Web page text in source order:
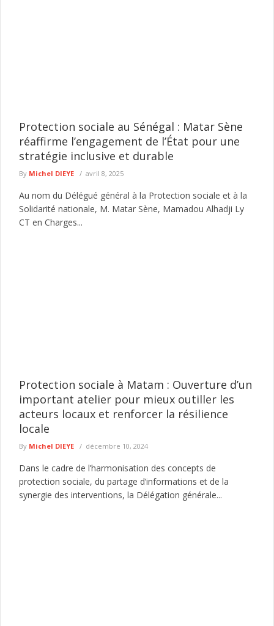
Protection sociale au Sénégal : Matar Sène
réaffirme l’engagement de l’État pour une
stratégie inclusive et durable
By Michel DIEYE avril 8, 2025
Au nom du Délégué général à la Protection sociale et à la
Solidarité nationale, M. Matar Sène, Mamadou Alhadji Ly
CT en Charges...
Protection sociale à Matam : Ouverture d’un
important atelier pour mieux outiller les
acteurs locaux et renforcer la résilience
locale
By Michel DIEYE décembre 10, 2024
Dans le cadre de l’harmonisation des concepts de
protection sociale, du partage d’informations et de la
synergie des interventions, la Délégation générale...